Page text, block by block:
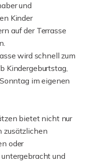
und
Kinder
auf der Terrasse
wird schnell zum
Kindergeburtstag,
im eigenen
bietet nicht nur
zusätzlichen
oder
und